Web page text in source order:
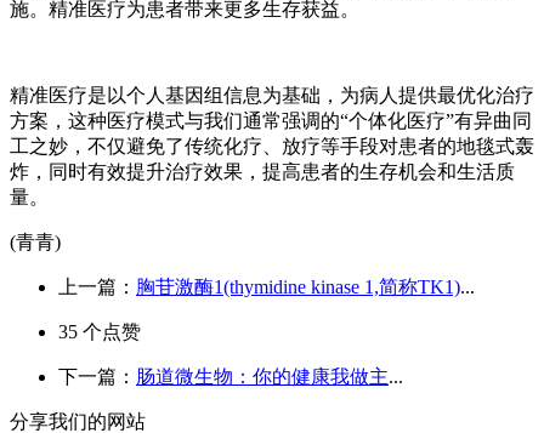
施。精准医疗为患者带来更多生存获益。
精准医疗是以个人基因组信息为基础，为病人提供最优化治疗
方案，这种医疗模式与我们通常强调的“个体化医疗”有异曲同
工之妙，不仅避免了传统化疗、放疗等手段对患者的地毯式轰
炸，同时有效提升治疗效果，提高患者的生存机会和生活质
量。
(青青)
上一篇： 胸苷激酶1(thymidine kinase 1,简称TK1)...
35 个点赞
下一篇： 肠道微生物：你的健康我做主...
分享我们的网站